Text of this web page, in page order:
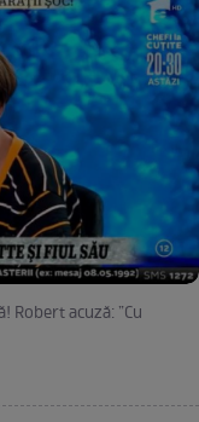
acuză: ”Cu